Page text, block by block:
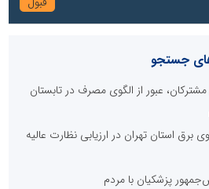
جستجو
عبور از الگوی مصرف در تابستان
استان تهران در ارزیابی نظارت عالیه
پزشکیان با مردم